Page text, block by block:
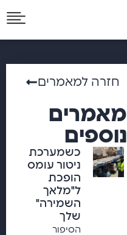
חזרה למאמרים
מאמרים
נוספים
כשמערכת
ניטור עומס
הופכת
ל"מלאך
השמירה"
שלך
הסיפור